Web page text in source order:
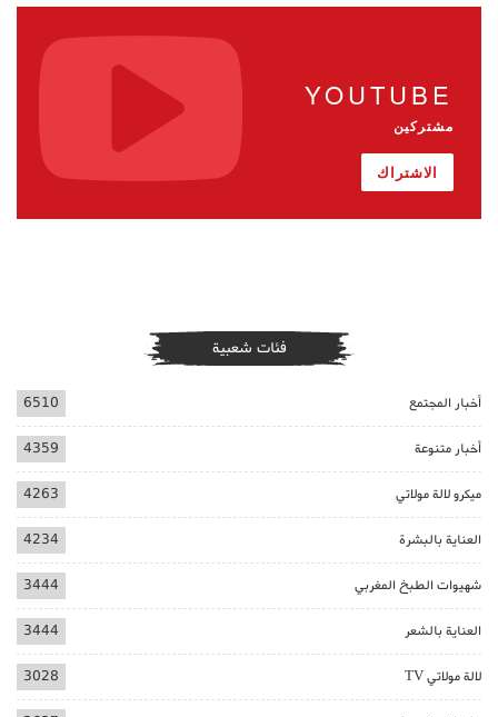
YOUTUBE
مشتركين
الاشتراك
فئات شعبية
أخبار المجتمع 6510
أخبار متنوعة 4359
ميكرو لالة مولاتي 4263
العناية بالبشرة 4234
شهيوات الطبخ المغربي 3444
العناية بالشعر 3444
لالة مولاتي TV 3028